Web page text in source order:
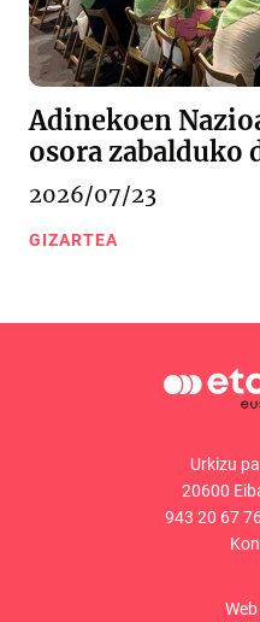
Adinekoen
osora zabalduko
2026/07/23
GIZARTEA
Urkizu
20600
943 20 67